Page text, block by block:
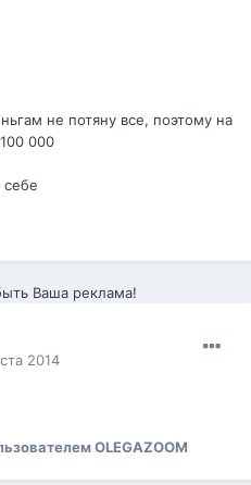
не потяну все, поэтому на
000
Ваша реклама!
2014
OLEGAZOOM